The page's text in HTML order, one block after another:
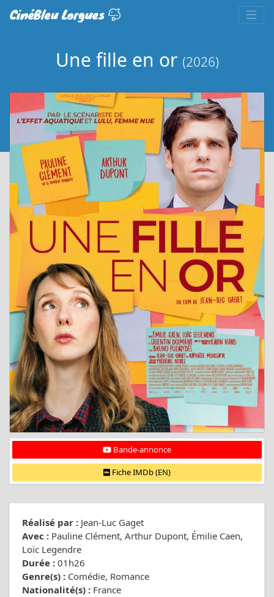
CinéBleu Lorgues
Une fille en or (2026)
Bande-annonce
Fiche IMDb (EN)
Réalisé par : Jean-Luc Gaget
Avec : Pauline Clément, Arthur Dupont, Émilie Caen,
Loïc Legendre
Durée : 01h26
Genre(s) : Comédie, Romance
Nationalité(s) : France